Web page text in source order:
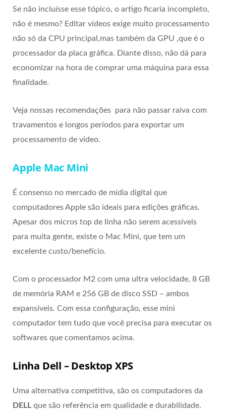
Se não incluísse esse tópico, o artigo ficaria incompleto,
não é mesmo? Editar vídeos exige muito processamento
não só da CPU principal,mas também da GPU ,que é o
processador da placa gráfica. Diante disso, não dá para
economizar na hora de comprar uma máquina para essa
finalidade.
Veja nossas recomendações para não passar raiva com
travamentos e longos períodos para exportar um
processamento de vídeo.
Apple Mac Mini
É consenso no mercado de mídia digital que
computadores Apple são ideais para edições gráficas.
Apesar dos micros top de linha não serem acessíveis
para muita gente, existe o Mac Mini, que tem um
excelente custo/benefício.
Com o processador M2 com uma ultra velocidade, 8 GB
de memória RAM e 256 GB de disco SSD – ambos
expansíveis. Com essa configuração, esse mini
computador tem tudo que você precisa para executar os
softwares que comentamos acima.
Linha Dell – Desktop XPS
Uma alternativa competitiva, são os computadores da
DELL que são referência em qualidade e durabilidade.